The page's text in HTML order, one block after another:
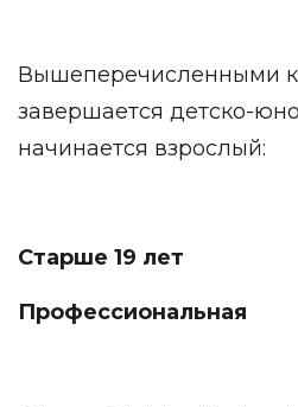
Вышеперечисленными
завершается детско-
начинается взрослый:
Старше 19 лет
Профессиональная